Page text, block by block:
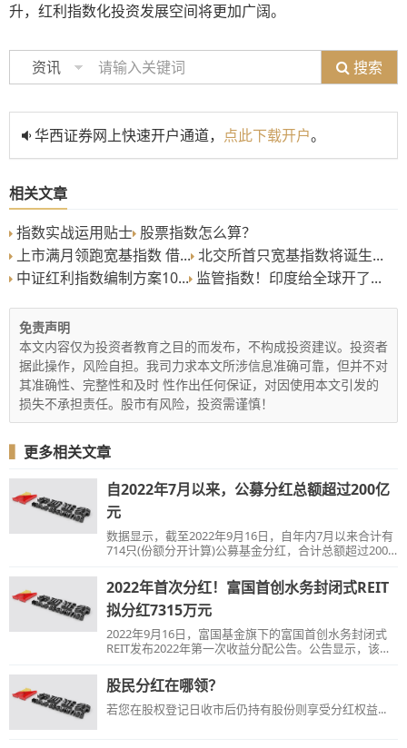
升，红利指数化投资发展空间将更加广阔。
资讯 搜索
华西证券网上快速开户通道， 点此下载开户。
相关文章
指数实战运用贴士 股票指数怎么算？
上市满月领跑宽基指数 借... 北交所首只宽基指数将诞生...
中证红利指数编制方案10... 监管指数！印度给全球开了...
免责声明
本文内容仅为投资者教育之目的而发布，不构成投资建议。投资者
据此操作，风险自担。我司力求本文所涉信息准确可靠，但并不对
其准确性、完整性和及时 性作出任何保证，对因使用本文引发的
损失不承担责任。股市有风险，投资需谨慎！
▍ 更多相关文章
自2022年7月以来，公募分红总额超过200亿
元
数据显示，截至2022年9月16日，自年内7月以来合计有
714只(份额分开计算)公募基金分红，合计总额超过200
2022年首次分红！富国首创水务封闭式REIT
拟分红7315万元
2022年9月16日，富国基金旗下的富国首创水务封闭式
REIT发布2022年第一次收益分配公告。公告显示，该基
股民分红在哪领？
若您在股权登记日收市后仍持有股份则享受分红权益...